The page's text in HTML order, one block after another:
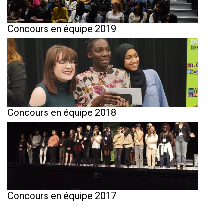
Concours en équipe 2019
Concours en équipe 2018
Concours en équipe 2017